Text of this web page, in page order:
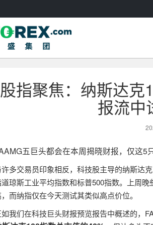
股指聚焦：纳斯达
报流中
五巨头都会在本周揭晓财报，仅这
多交易员印象相反，科技股主导的纳斯达
琼斯工业平均指数和标普500指数。上周
而纳指仅在今天测试其类似高点价位。
如我们在科技巨头财报预览报告中概述的，